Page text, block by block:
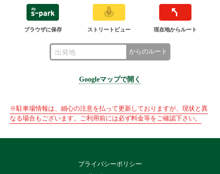
ブラウザに保存 ストリートビュー 現在地からルート
からのルート
Googleマップで開く
※駐車場情報は、細心の注意を払って更新しておりますが、現状と異
なる場合もございます。ご利用前には必ず料金等をご確認下さい。
プライバシーポリシー